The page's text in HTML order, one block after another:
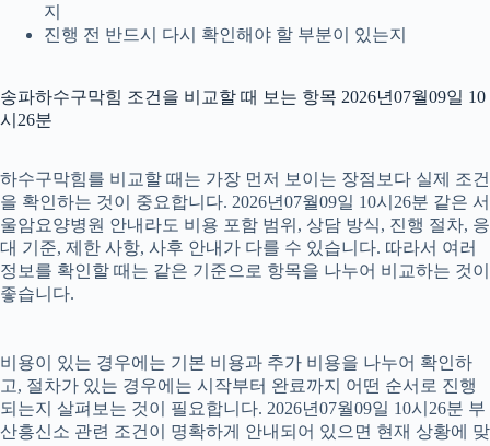
지
진행 전 반드시 다시 확인해야 할 부분이 있는지
송파하수구막힘 조건을 비교할 때 보는 항목 2026년07월09일 10
시26분
하수구막힘를 비교할 때는 가장 먼저 보이는 장점보다 실제 조건
을 확인하는 것이 중요합니다. 2026년07월09일 10시26분 같은 서
울암요양병원 안내라도 비용 포함 범위, 상담 방식, 진행 절차, 응
대 기준, 제한 사항, 사후 안내가 다를 수 있습니다. 따라서 여러
정보를 확인할 때는 같은 기준으로 항목을 나누어 비교하는 것이
좋습니다.
비용이 있는 경우에는 기본 비용과 추가 비용을 나누어 확인하
고, 절차가 있는 경우에는 시작부터 완료까지 어떤 순서로 진행
되는지 살펴보는 것이 필요합니다. 2026년07월09일 10시26분 부
산흥신소 관련 조건이 명확하게 안내되어 있으면 현재 상황에 맞